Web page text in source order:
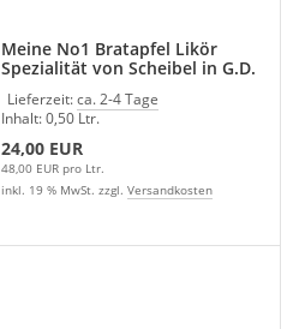
Meine No1 Bratapfel Likör
Spezialität von Scheibel in G.D.
Lieferzeit:ca. 2-4 Tage
Inhalt: 0,50 Ltr.
24,00 EUR
48,00 EUR pro Ltr.
inkl. 19 % MwSt. zzgl. Versandkosten